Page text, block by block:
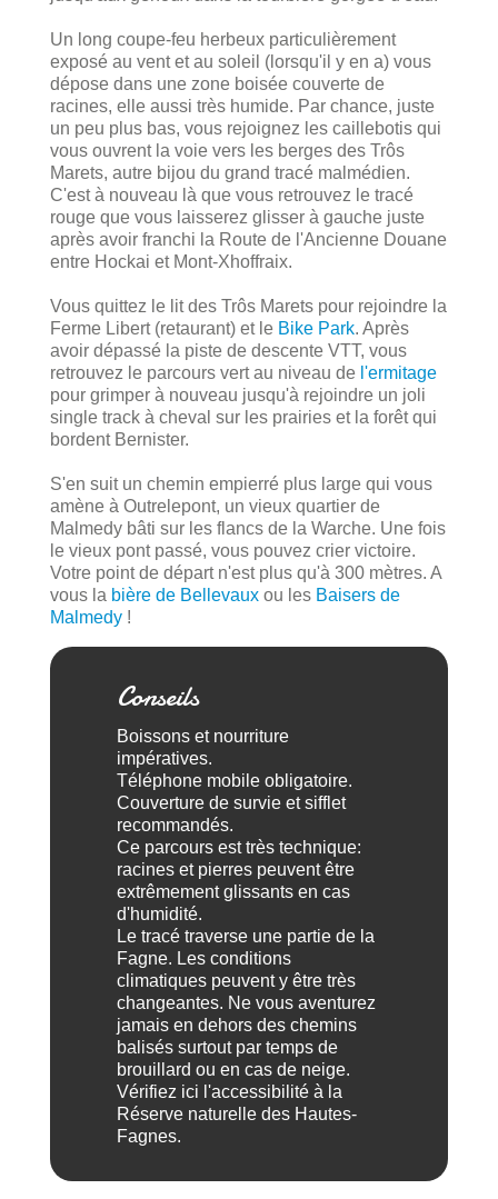
Un long coupe-feu herbeux particulièrement
exposé au vent et au soleil (lorsqu'il y en a) vous
dépose dans une zone boisée couverte de
racines, elle aussi très humide. Par chance, juste
un peu plus bas, vous rejoignez les caillebotis qui
vous ouvrent la voie vers les berges des Trôs
Marets, autre bijou du grand tracé malmédien.
C'est à nouveau là que vous retrouvez le tracé
rouge que vous laisserez glisser à gauche juste
après avoir franchi la Route de l'Ancienne Douane
entre Hockai et Mont-Xhoffraix.
Vous quittez le lit des Trôs Marets pour rejoindre la
Ferme Libert (retaurant) et le Bike Park. Après
avoir dépassé la piste de descente VTT, vous
retrouvez le parcours vert au niveau de l'ermitage
pour grimper à nouveau jusqu'à rejoindre un joli
single track à cheval sur les prairies et la forêt qui
bordent Bernister.
S'en suit un chemin empierré plus large qui vous
amène à Outrelepont, un vieux quartier de
Malmedy bâti sur les flancs de la Warche. Une fois
le vieux pont passé, vous pouvez crier victoire.
Votre point de départ n'est plus qu'à 300 mètres. A
vous la bière de Bellevaux ou les Baisers de
Malmedy !
Conseils
Boissons et nourriture
impératives.
Téléphone mobile obligatoire.
Couverture de survie et sifflet
recommandés.
Ce parcours est très technique:
racines et pierres peuvent être
extrêmement glissants en cas
d'humidité.
Le tracé traverse une partie de la
Fagne. Les conditions
climatiques peuvent y être très
changeantes. Ne vous aventurez
jamais en dehors des chemins
balisés surtout par temps de
brouillard ou en cas de neige.
Vérifiez ici l'accessibilité à la
Réserve naturelle des Hautes-
Fagnes.